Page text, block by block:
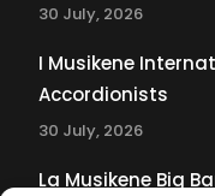
30 July, 2026
I Musikene
Accordionists
30 July, 2026
La Musikene Big